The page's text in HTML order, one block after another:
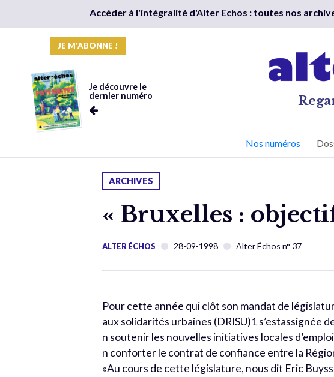
Accéder à l'intégralité d'Alter Echos : toutes nos
JE M'ABONNE !
Je découvre le
dernier numéro
Nos numéros
ARCHIVES
« Bruxelles :
ALTER ÉCHOS 28-09-1998 Alter Échos n° 37
Pour cette année qui clôt son mandat de
aux solidarités urbaines (DRISU)1 s’estassignée
n soutenir les nouvelles initiatives locales
n conforter le contrat de confiance entre la
«Au cours de cette législature, nous dit Eric